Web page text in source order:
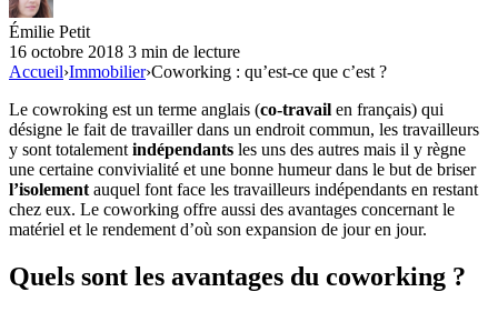
Émilie Petit
16 octobre 2018 3 min de lecture
Accueil›Immobilier›Coworking : qu’est-ce que c’est ?
Le cowroking est un terme anglais (co-travail en français) qui
désigne le fait de travailler dans un endroit commun, les travailleurs
y sont totalement indépendants les uns des autres mais il y règne
une certaine convivialité et une bonne humeur dans le but de briser
l’isolement auquel font face les travailleurs indépendants en restant
chez eux. Le coworking offre aussi des avantages concernant le
matériel et le rendement d’où son expansion de jour en jour.
Quels sont les avantages du coworking ?